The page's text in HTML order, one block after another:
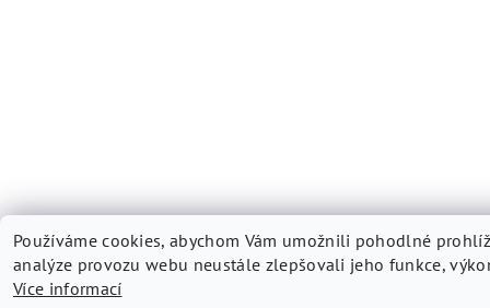
Používáme cookies, abychom Vám umožnili pohodlné
analýze provozu webu neustále zlepšovali jeho funkce,
Více informací